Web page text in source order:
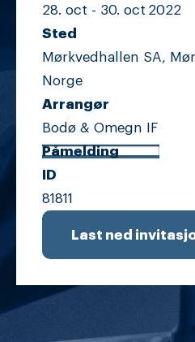
28. oct - 30. oct 2022
Sted
Mørkvedhallen SA,
Norge
Arrangør
Bodø & Omegn IF
Påmelding
ID
81811
Last ned